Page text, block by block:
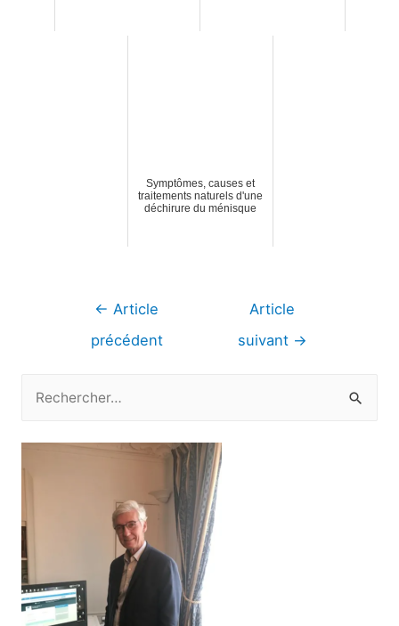
Symptômes, causes et
traitements naturels d'une
déchirure du ménisque
Navigation
← Article
précédent
Article
suivant →
c
h
r
c
h
e